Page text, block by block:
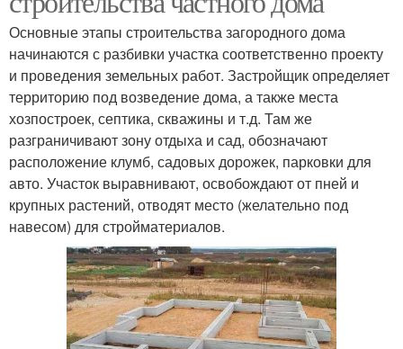
Основные этапы строительства загородного дома
начинаются с разбивки участка соответственно проекту
и проведения земельных работ. Застройщик определяет
территорию под возведение дома, а также места
хозпостроек, септика, скважины и т.д. Там же
разграничивают зону отдыха и сад, обозначают
расположение клумб, садовых дорожек, парковки для
авто. Участок выравнивают, освобождают от пней и
крупных растений, отводят место (желательно под
навесом) для стройматериалов.